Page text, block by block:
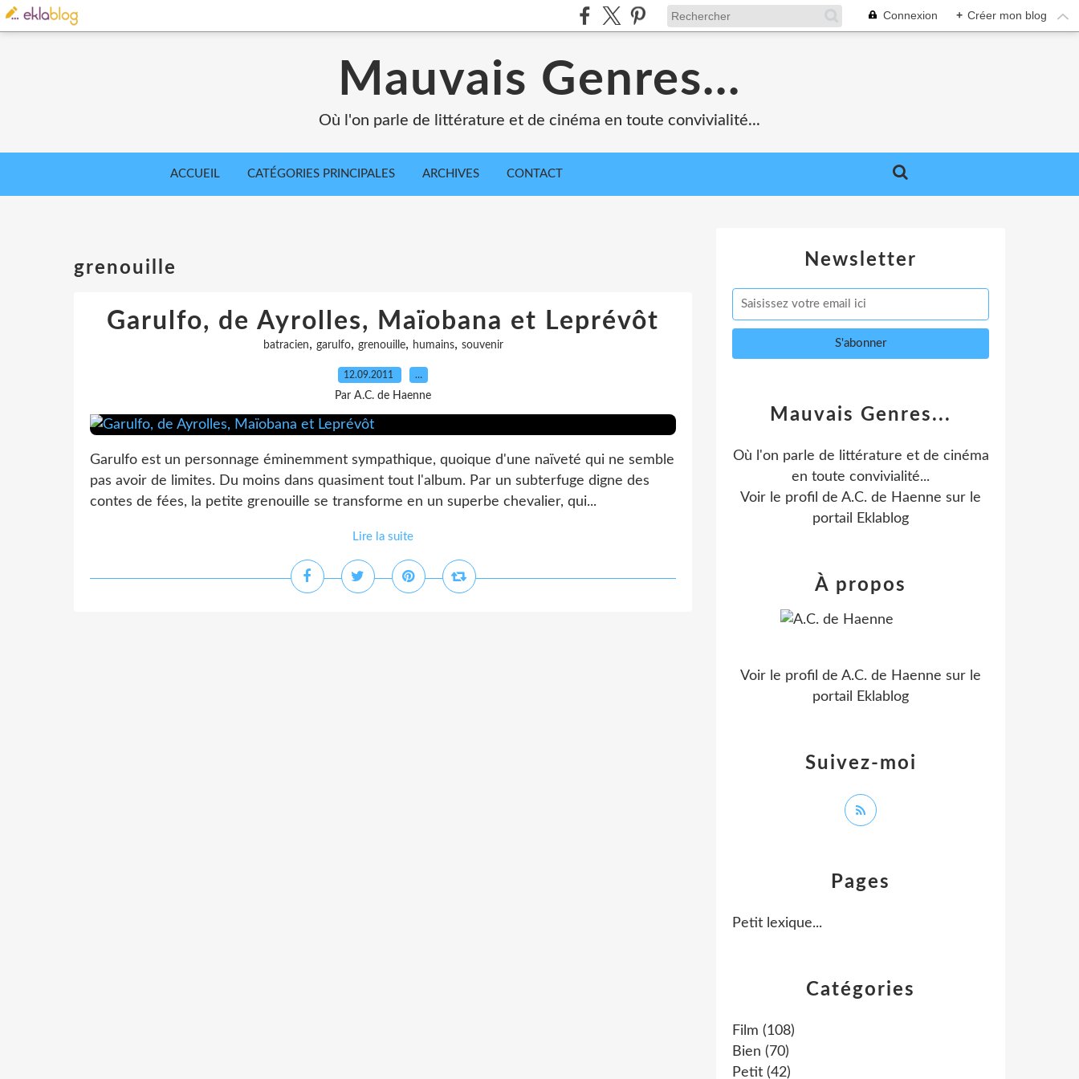
Connexion + Créer mon blog
Mauvais Genres...
Où l'on parle de littérature et de cinéma en toute convivialité...
ACCUEIL CATÉGORIES PRINCIPALES ARCHIVES CONTACT
grenouille
Garulfo, de Ayrolles, Maïobana et Leprévôt
batracien, garulfo, grenouille, humains, souvenir
12.09.2011 …
Par A.C. de Haenne
Garulfo est un personnage éminemment sympathique, quoique d'une naïveté qui ne semble
pas avoir de limites. Du moins dans quasiment tout l'album. Par un subterfuge digne des
contes de fées, la petite grenouille se transforme en un superbe chevalier, qui...
Lire la suite
Newsletter
Catégories
Film (108)
Bien (70)
Petit (42)
Pages
Petit lexique...
Mauvais Genres...
Où l'on parle de littérature et de cinéma
en toute convivialité...
Voir le profil de A.C. de Haenne sur le
portail Eklablog
Suivez-moi
À propos
Voir le profil de A.C. de Haenne sur le
portail Eklablog